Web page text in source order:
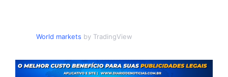
World markets by TradingView